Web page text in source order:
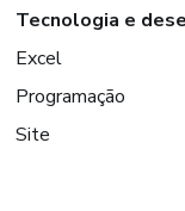
Tecnologia e
Excel
Programação
Site